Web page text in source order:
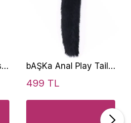
bAŞKa Anal Play Tail
Butt Small Metal
Black
499 TL